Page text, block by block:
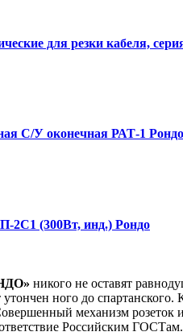
для резки кабеля,
С/У оконечная РАТ-1 Рондо
2С1 (300Вт, инд.) Рондо
никого не оставят
ного до
механизм розеток
Российским